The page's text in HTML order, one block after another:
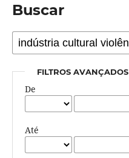
Buscar
FILTROS AVANÇADOS
De
Até